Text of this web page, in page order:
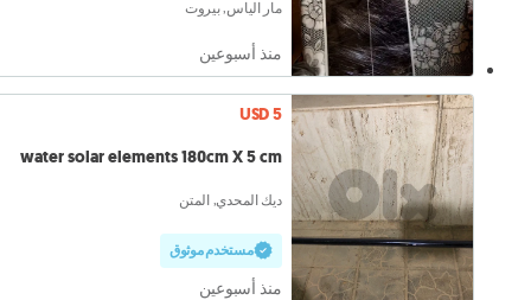
مار الياس, بيروت
منذ أسبوعين
USD 5
water solar elements 180cm X 5 cm
ديك المحدي, المتن
مستخدم موثوق
منذ أسبوعين